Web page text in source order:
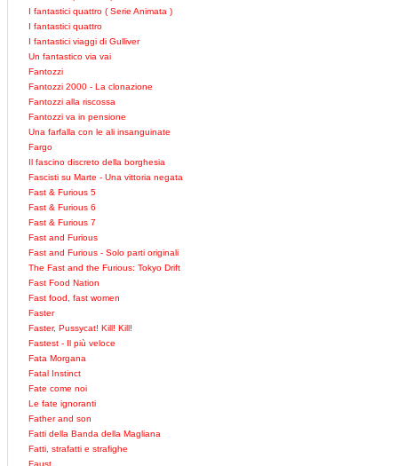
I fantastici quattro ( Serie Animata )
I fantastici quattro
I fantastici viaggi di Gulliver
Un fantastico via vai
Fantozzi
Fantozzi 2000 - La clonazione
Fantozzi alla riscossa
Fantozzi va in pensione
Una farfalla con le ali insanguinate
Fargo
Il fascino discreto della borghesia
Fascisti su Marte - Una vittoria negata
Fast & Furious 5
Fast & Furious 6
Fast & Furious 7
Fast and Furious
Fast and Furious - Solo parti originali
The Fast and the Furious: Tokyo Drift
Fast Food Nation
Fast food, fast women
Faster
Faster, Pussycat! Kill! Kill!
Fastest - Il più veloce
Fata Morgana
Fatal Instinct
Fate come noi
Le fate ignoranti
Father and son
Fatti della Banda della Magliana
Fatti, strafatti e strafighe
Faust